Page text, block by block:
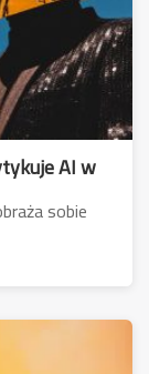
AI w
sobie